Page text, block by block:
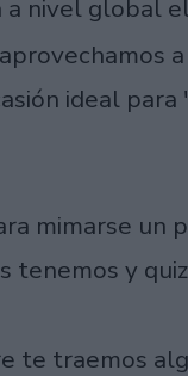
a nivel global
ideal
mimarse un
tenemos y
te traemos